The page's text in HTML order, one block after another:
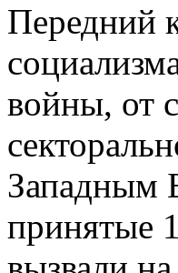
Передний
войны, от
Западным
принятые